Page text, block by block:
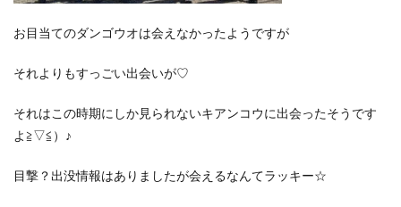
お目当てのダンゴウオは会えなかったようですが
それよりもすっごい出会いが♡
それはこの時期にしか見られないキアンコウに出会ったそうです
よ≧▽≦）♪
目撃？出没情報はありましたが会えるなんてラッキー☆